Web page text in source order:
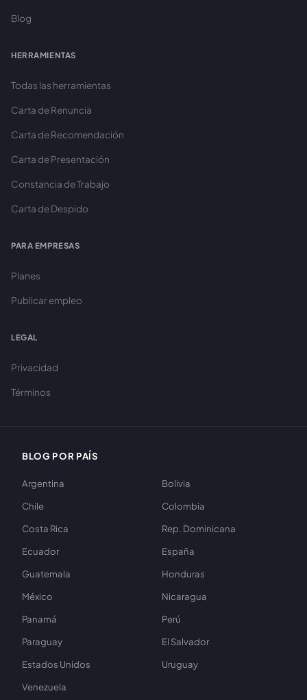
Blog
HERRAMIENTAS
Todas las herramientas
Carta de Renuncia
Carta de Recomendación
Carta de Presentación
Constancia de Trabajo
Carta de Despido
PARA EMPRESAS
Planes
Publicar empleo
LEGAL
Privacidad
Términos
BLOG POR PAÍS
Argentina
Bolivia
Chile
Colombia
Costa Rica
Rep. Dominicana
Ecuador
España
Guatemala
Honduras
México
Nicaragua
Panamá
Perú
Paraguay
El Salvador
Estados Unidos
Uruguay
Venezuela